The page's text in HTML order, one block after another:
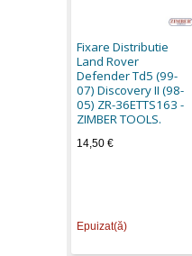
Fixare Distributie
Land Rover
Defender Td5 (99-
07) Discovery II (98-
05) ZR-36ETTS163 -
ZIMBER TOOLS.
14,50 €
Epuizat(ă)